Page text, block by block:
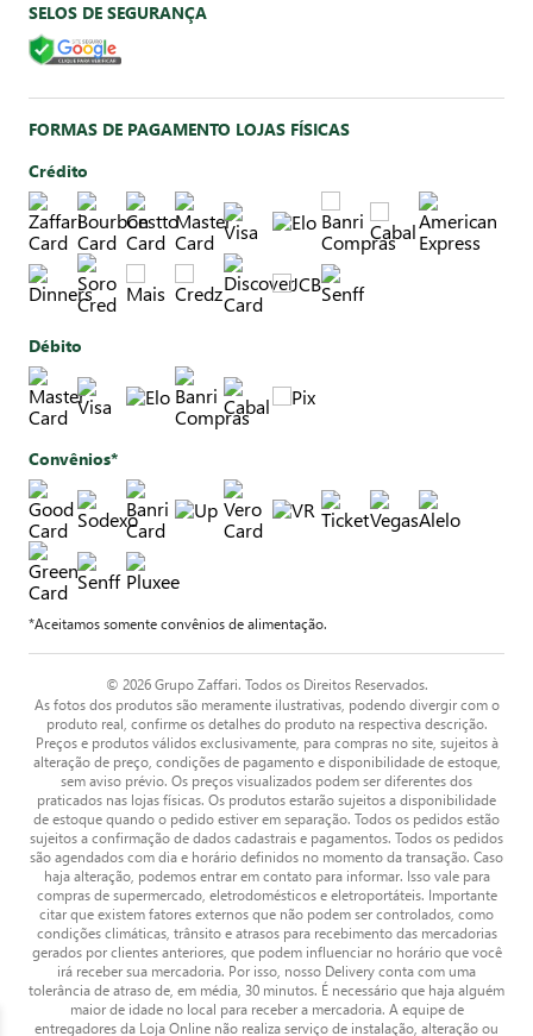
SELOS DE SEGURANÇA
FORMAS DE PAGAMENTO LOJAS FÍSICAS
Crédito
Débito
Convênios*
*Aceitamos somente convênios de alimentação.
© 2026 Grupo Zaffari. Todos os Direitos Reservados.
As fotos dos produtos são meramente ilustrativas, podendo divergir com o
produto real, confirme os detalhes do produto na respectiva descrição.
Preços e produtos válidos exclusivamente, para compras no site, sujeitos à
alteração de preço, condições de pagamento e disponibilidade de estoque,
sem aviso prévio. Os preços visualizados podem ser diferentes dos
praticados nas lojas físicas. Os produtos estarão sujeitos a disponibilidade
de estoque quando o pedido estiver em separação. Todos os pedidos estão
sujeitos a confirmação de dados cadastrais e pagamentos. Todos os pedidos
são agendados com dia e horário definidos no momento da transação. Caso
haja alteração, podemos entrar em contato para informar. Isso vale para
compras de supermercado, eletrodomésticos e eletroportáteis. Importante
citar que existem fatores externos que não podem ser controlados, como
condições climáticas, trânsito e atrasos para recebimento das mercadorias
gerados por clientes anteriores, que podem influenciar no horário que você
irá receber sua mercadoria. Por isso, nosso Delivery conta com uma
tolerância de atraso de, em média, 30 minutos. É necessário que haja alguém
maior de idade no local para receber a mercadoria. A equipe de
entregadores da Loja Online não realiza serviço de instalação, alteração ou